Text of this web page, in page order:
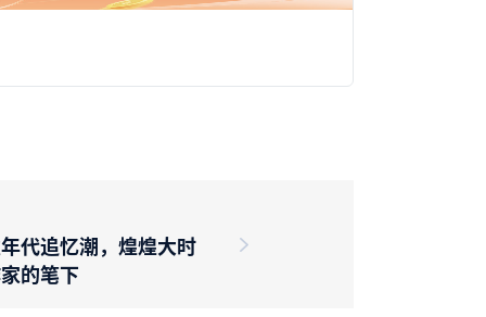
年代追忆潮，煌煌大时
的笔下